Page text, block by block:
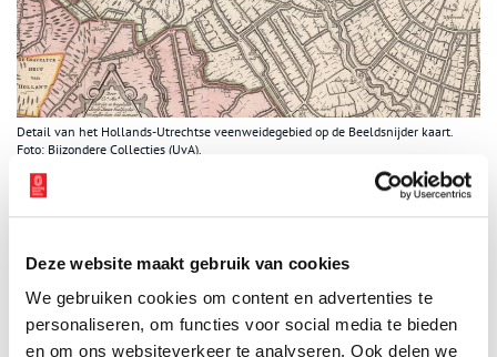
Deze website maakt gebruik van cookies
We gebruiken cookies om content en advertenties te
personaliseren, om functies voor social media te bieden
en om ons websiteverkeer te analyseren. Ook delen we
Detail van het Hollands-Utrechtse veenweidegebied op de Beeldsnijder kaart.
Foto: Bijzondere Collecties (UvA).
Achttiende-eeuwse reproductie
geweest. De Leidse geleerde Johannes Le Francq van Berkhey, die
een grote belangstelling voor de geschiedenis van Holland had,
kon zich gelukkig prijzen een van de weinige exemplaren in zijn
bezit te hebben. Hij bezorgde daarvan in 1778 deze reproductie.
De desbetreffende advertentie sprak van een ‘zeer oude en